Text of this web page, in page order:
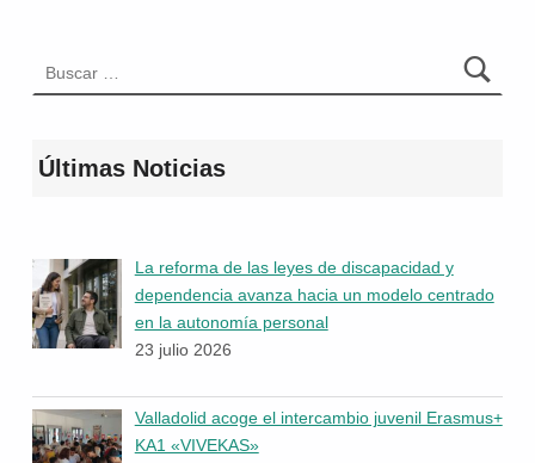
Últimas Noticias
La reforma de las leyes de discapacidad y
dependencia avanza hacia un modelo centrado
en la autonomía personal
23 julio 2026
Valladolid acoge el intercambio juvenil Erasmus+
KA1 «VIVEKAS»